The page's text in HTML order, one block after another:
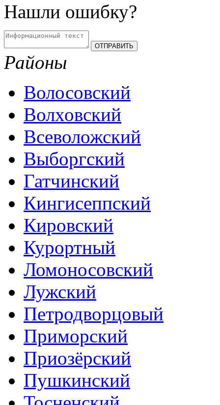
Нашли ошибку?
Районы
Волосовский
Волховский
Всеволожский
Выборгский
Гатчинский
Кингисеппский
Кировский
Курортный
Ломоносовский
Лужский
Петродворцовый
Приморский
Приозёрский
Пушкинский